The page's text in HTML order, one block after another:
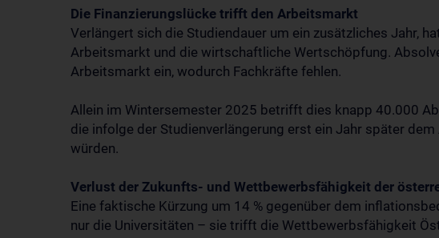
Die Finanzierungslücke trifft den Arbeitsmarkt
Verlängert sich die Studiendauer um ein zusätzliches Jahr,
Arbeitsmarkt und die wirtschaftliche Wertschöpfung.
Arbeitsmarkt ein, wodurch Fachkräfte fehlen.
Allein im Wintersemester 2025 betrifft dies knapp 40.000
die infolge der Studienverlängerung erst ein Jahr später
würden.
Verlust der Zukunfts- und Wettbewerbsfähigkeit der
Eine faktische Kürzung um 14 % gegenüber dem
nur die Universitäten – sie trifft die Wettbewerbsfähigkeit